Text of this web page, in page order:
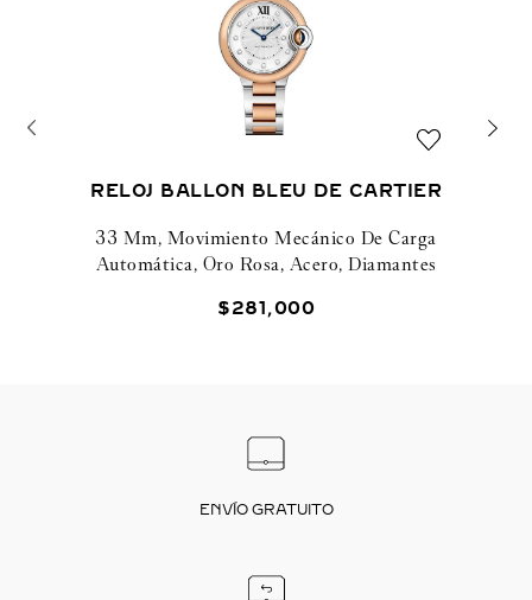
RELOJ BALLON BLEU DE CARTIER
33 Mm, Movimiento Mecánico De Carga
Automática, Oro Rosa, Acero, Diamantes
$281 ,000
ENVÍO GRATUITO